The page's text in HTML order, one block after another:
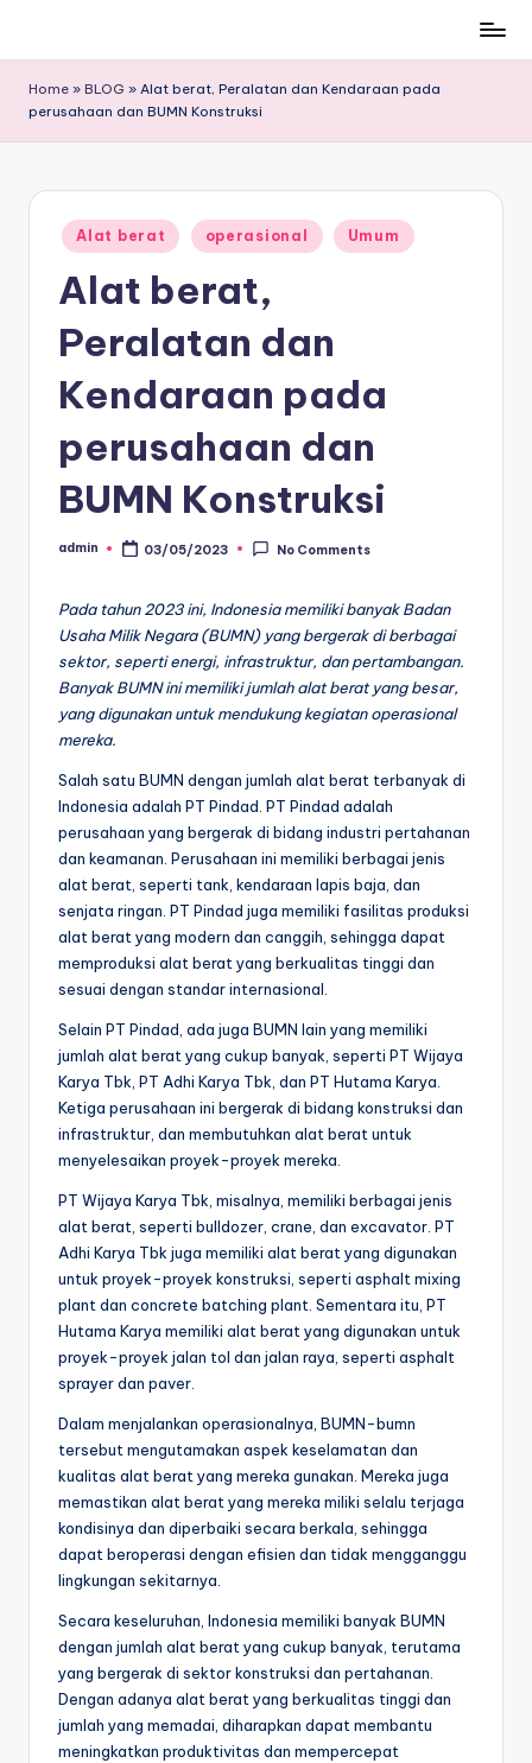
content
Home » BLOG » Alat berat, Peralatan dan Kendaraan pada
perusahaan dan BUMN Konstruksi
Posted
in
Alat berat operasional Umum
Alat berat,
Peralatan dan
Kendaraan pada
perusahaan dan
BUMN Konstruksi
Posted
admin 03/05/2023 No Comments
Pada tahun 2023 ini, Indonesia memiliki banyak Badan
Usaha Milik Negara (BUMN) yang bergerak di berbagai
sektor, seperti energi, infrastruktur, dan pertambangan.
Banyak BUMN ini memiliki jumlah alat berat yang besar,
yang digunakan untuk mendukung kegiatan operasional
mereka.
Salah satu BUMN dengan jumlah alat berat terbanyak di
Indonesia adalah PT Pindad. PT Pindad adalah
perusahaan yang bergerak di bidang industri pertahanan
dan keamanan. Perusahaan ini memiliki berbagai jenis
alat berat, seperti tank, kendaraan lapis baja, dan
senjata ringan. PT Pindad juga memiliki fasilitas produksi
alat berat yang modern dan canggih, sehingga dapat
memproduksi alat berat yang berkualitas tinggi dan
sesuai dengan standar internasional.
Selain PT Pindad, ada juga BUMN lain yang memiliki
jumlah alat berat yang cukup banyak, seperti PT Wijaya
Karya Tbk, PT Adhi Karya Tbk, dan PT Hutama Karya.
Ketiga perusahaan ini bergerak di bidang konstruksi dan
infrastruktur, dan membutuhkan alat berat untuk
menyelesaikan proyek-proyek mereka.
PT Wijaya Karya Tbk, misalnya, memiliki berbagai jenis
alat berat, seperti bulldozer, crane, dan excavator. PT
Adhi Karya Tbk juga memiliki alat berat yang digunakan
untuk proyek-proyek konstruksi, seperti asphalt mixing
plant dan concrete batching plant. Sementara itu, PT
Hutama Karya memiliki alat berat yang digunakan untuk
proyek-proyek jalan tol dan jalan raya, seperti asphalt
sprayer dan paver.
Dalam menjalankan operasionalnya, BUMN-bumn
tersebut mengutamakan aspek keselamatan dan
kualitas alat berat yang mereka gunakan. Mereka juga
memastikan alat berat yang mereka miliki selalu terjaga
kondisinya dan diperbaiki secara berkala, sehingga
dapat beroperasi dengan efisien dan tidak mengganggu
lingkungan sekitarnya.
Secara keseluruhan, Indonesia memiliki banyak BUMN
dengan jumlah alat berat yang cukup banyak, terutama
yang bergerak di sektor konstruksi dan pertahanan.
Dengan adanya alat berat yang berkualitas tinggi dan
jumlah yang memadai, diharapkan dapat membantu
meningkatkan produktivitas dan mempercepat